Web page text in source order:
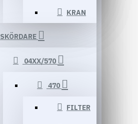
KRAN
SKÖRDARE
04XX/570
470
FILTER